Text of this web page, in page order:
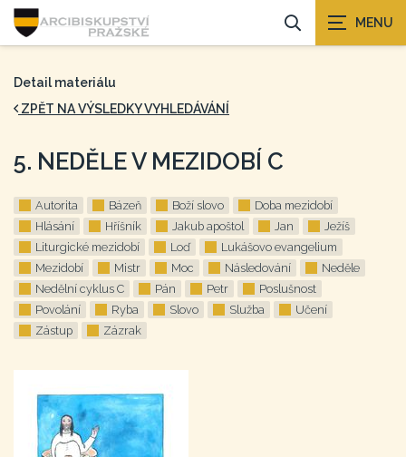
Detail materiálu
ZPĚT NA VÝSLEDKY VYHLEDÁVÁNÍ
5. NEDĚLE V MEZIDOBÍ C
Autorita Bázeň Boží slovo
Doba mezidobí
Hlásání
Hříšník Jakub apoštol Jan
Ježíš
Liturgické mezidobí
Loď
Lukášovo evangelium
Mezidobí
Mistr Moc Následování
Neděle
Nedělní cyklus C
Pán Petr
Poslušnost
Povolání
Ryba Slovo Služba
Učení
Zástup
Zázrak